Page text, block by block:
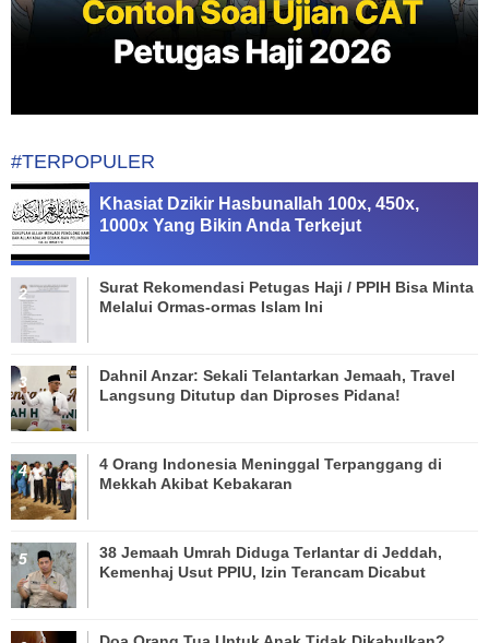
#TERPOPULER
Khasiat Dzikir Hasbunallah 100x, 450x,
1000x Yang Bikin Anda Terkejut
Surat Rekomendasi Petugas Haji / PPIH Bisa Minta
Melalui Ormas-ormas Islam Ini
Dahnil Anzar: Sekali Telantarkan Jemaah, Travel
Langsung Ditutup dan Diproses Pidana!
4 Orang Indonesia Meninggal Terpanggang di
Mekkah Akibat Kebakaran
38 Jemaah Umrah Diduga Terlantar di Jeddah,
Kemenhaj Usut PPIU, Izin Terancam Dicabut